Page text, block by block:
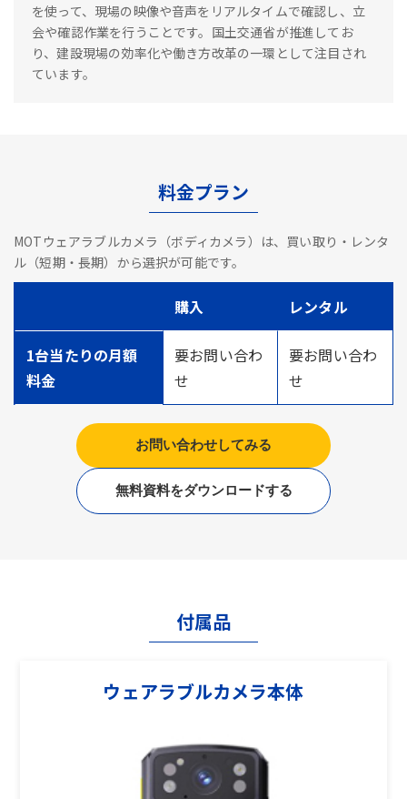
を使って、現場の映像や音声をリアルタイムで確認し、立
会や確認作業を行うことです。国土交通省が推進してお
り、建設現場の効率化や働き方改革の一環として注目され
ています。
料金プラン
MOTウェアラブルカメラ（ボディカメラ）は、買い取り・レンタ
ル（短期・長期）から選択が可能です。
購入 レンタル
1台当たりの月額
料金
要お問い合わ
せ
要お問い合わ
せ
お問い合わせしてみる
無料資料をダウンロードする
付属品
ウェアラブルカメラ本体